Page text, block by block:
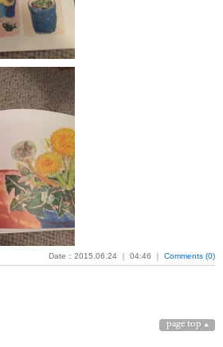
Date：2015.06.24 ｜ 04:46 ｜ Comments (0)